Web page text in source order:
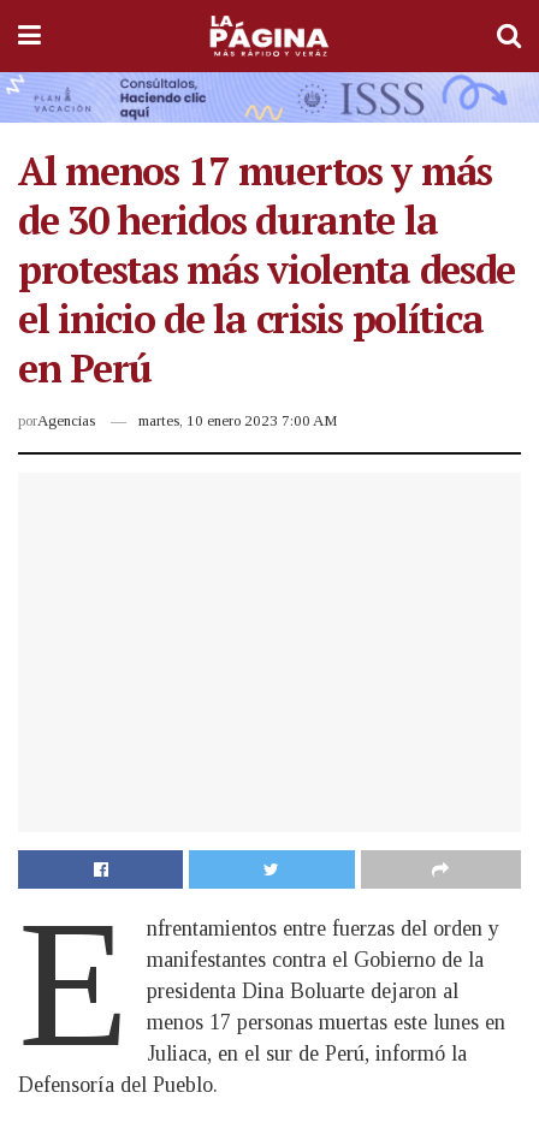
Al menos 17 muertos y más
de 30 heridos durante la
protestas más violenta desde
el inicio de la crisis política
en Perú
porAgencias martes, 10 enero 2023 7:00 AM
E
nfrentamientos entre fuerzas del orden y
manifestantes contra el Gobierno de la
presidenta Dina Boluarte dejaron al
menos 17 personas muertas este lunes en
Juliaca, en el sur de Perú, informó la
Defensoría del Pueblo.